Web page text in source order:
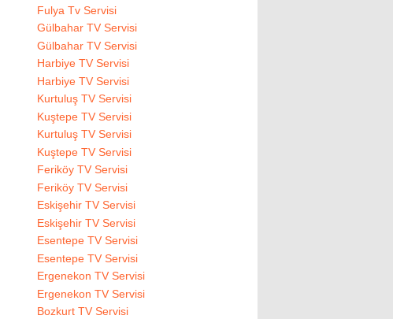
Fulya Tv Servisi
Gülbahar TV Servisi
Gülbahar TV Servisi
Harbiye TV Servisi
Harbiye TV Servisi
Kurtuluş TV Servisi
Kuştepe TV Servisi
Kurtuluş TV Servisi
Kuştepe TV Servisi
Feriköy TV Servisi
Feriköy TV Servisi
Eskişehir TV Servisi
Eskişehir TV Servisi
Esentepe TV Servisi
Esentepe TV Servisi
Ergenekon TV Servisi
Ergenekon TV Servisi
Bozkurt TV Servisi